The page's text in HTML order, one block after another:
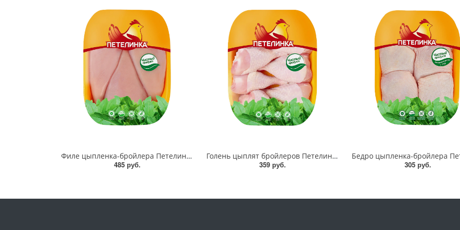
Филе цыпленка-бройлера Петелинка 900 гр
485 руб.
Голень цыплят бройлеров Петелинка 1 кг
359 руб.
305 руб.